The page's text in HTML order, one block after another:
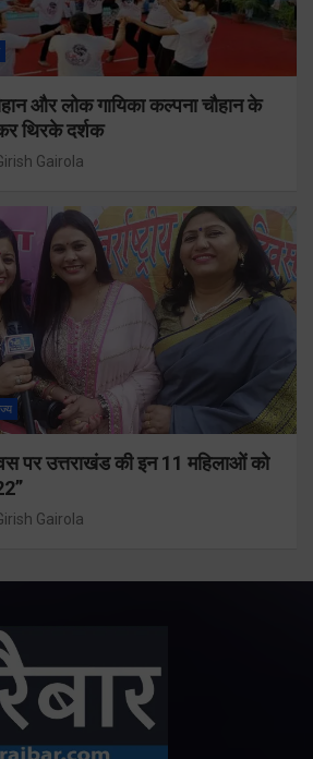
और लोक गायिका कल्पना चौहान के
थिरके दर्शक
Gairola
पर उत्तराखंड की इन 11 महिलाओं को
Gairola